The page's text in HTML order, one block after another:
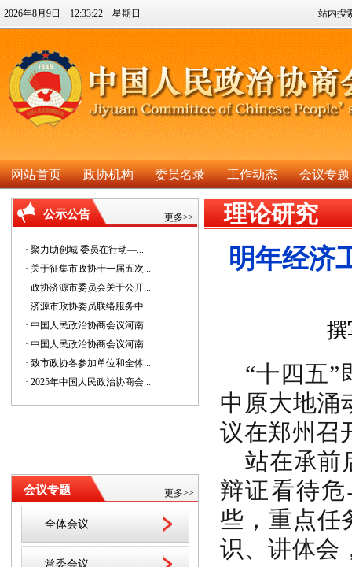
2026年8月9日 12:33:23 星期日 站内搜
网站首页 政协机构 委员名录 工作动态 会议专题
公示公告 更多>>
· 聚力助创城 委员在行动—...
· 关于征集市政协十一届五次...
· 政协济源市委员会关于公开...
· 济源市政协委员联络服务中...
· 中国人民政治协商会议河南...
· 中国人民政治协商会议河南...
· 致市政协各参加单位和全体...
· 2025年中国人民政治协商会...
会议专题 更多>>
全体会议
常委会议
理论研究
明年经济
撰
“十四五”
中原大地涌
议在郑州召
站在承前
辩证看待
些，重点任
识、讲体会